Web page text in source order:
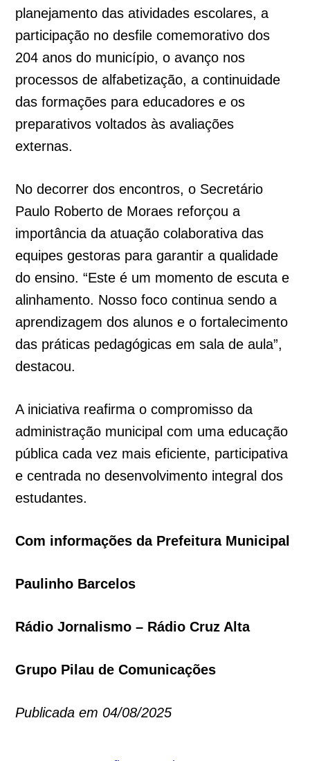
planejamento das atividades escolares, a
participação no desfile comemorativo dos
204 anos do município, o avanço nos
processos de alfabetização, a continuidade
das formações para educadores e os
preparativos voltados às avaliações
externas.
No decorrer dos encontros, o Secretário
Paulo Roberto de Moraes reforçou a
importância da atuação colaborativa das
equipes gestoras para garantir a qualidade
do ensino. “Este é um momento de escuta e
alinhamento. Nosso foco continua sendo a
aprendizagem dos alunos e o fortalecimento
das práticas pedagógicas em sala de aula”,
destacou.
A iniciativa reafirma o compromisso da
administração municipal com uma educação
pública cada vez mais eficiente, participativa
e centrada no desenvolvimento integral dos
estudantes.
Com informações da Prefeitura Municipal
Paulinho Barcelos
Rádio Jornalismo – Rádio Cruz Alta
Grupo Pilau de Comunicações
Publicada em 04/08/2025